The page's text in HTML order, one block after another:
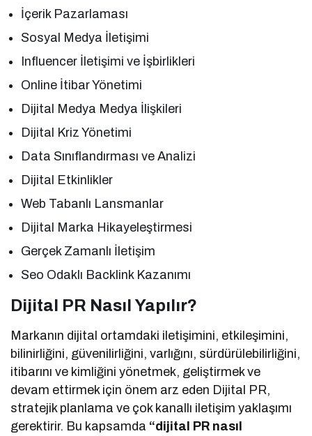
İçerik Pazarlaması
Sosyal Medya İletişimi
Influencer İletişimi ve İşbirlikleri
Online İtibar Yönetimi
Dijital Medya Medya İlişkileri
Dijital Kriz Yönetimi
Data Sınıflandırması ve Analizi
Dijital Etkinlikler
Web Tabanlı Lansmanlar
Dijital Marka Hikayeleştirmesi
Gerçek Zamanlı İletişim
Seo Odaklı Backlink Kazanımı
Dijital PR Nasıl Yapılır?
Markanın dijital ortamdaki iletişimini, etkileşimini,
bilinirliğini, güvenilirliğini, varlığını, sürdürülebilirliğini,
itibarını ve kimliğini yönetmek, geliştirmek ve
devam ettirmek için önem arz eden Dijital PR,
stratejik planlama ve çok kanallı iletişim yaklaşımı
gerektirir. Bu kapsamda “dijital PR nasıl